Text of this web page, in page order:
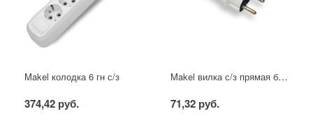
Makel колодка 6 гн с/з
374,42 руб.
Makel вилка с/з прямая белая
71,32 руб.